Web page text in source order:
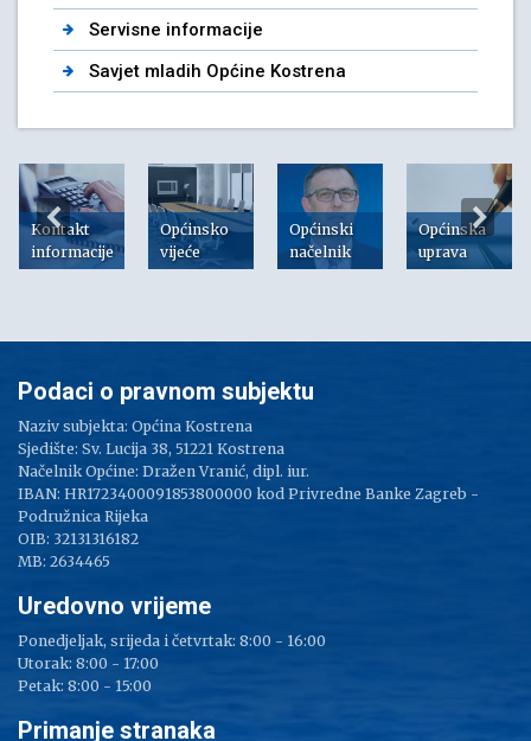
Servisne informacije
Savjet mladih Općine Kostrena
Kontakt
informacije
Općinsko
vijeće
Općinski
načelnik
Općinska
uprava
Podaci o pravnom subjektu
Naziv subjekta: Općina Kostrena
Sjedište: Sv. Lucija 38, 51221 Kostrena
Načelnik Općine: Dražen Vranić, dipl. iur.
IBAN: HR1723400091853800000 kod Privredne Banke Zagreb -
Podružnica Rijeka
OIB: 32131316182
MB: 2634465
Uredovno vrijeme
Ponedjeljak, srijeda i četvrtak: 8:00 - 16:00
Utorak: 8:00 - 17:00
Petak: 8:00 - 15:00
Primanje stranaka